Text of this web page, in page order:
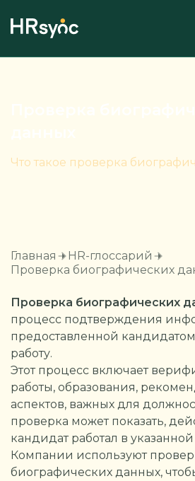
Что такое проверка
Главная
HR-глоссарий
Проверка биографических
Проверка биографических
процесс подтверждения
предоставленной
работу.
Этот процесс включает
работы, образования,
аспектов, важных для
проверка может показать,
кандидат работал в
Компании используют
биографических данных,